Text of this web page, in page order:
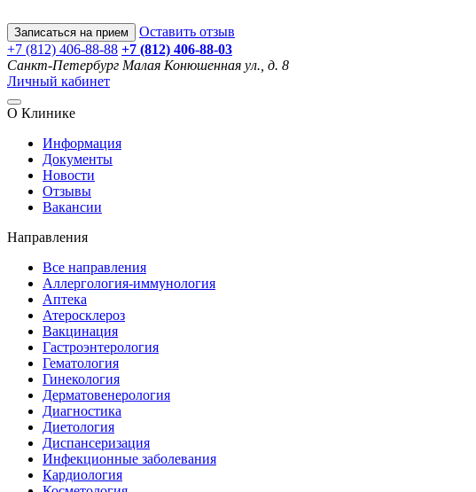
Записаться на прием
Оставить отзыв
+7 (812) 406-88-88 +7 (812) 406-88-03
Санкт-Петербург Малая Конюшенная ул., д. 8
Личный кабинет
О Клинике
Информация
Документы
Новости
Отзывы
Вакансии
Направления
Все направления
Аллергология-иммунология
Аптека
Атеросклероз
Вакцинация
Гастроэнтерология
Гематология
Гинекология
Дерматовенерология
Диагностика
Диетология
Диспансеризация
Инфекционные заболевания
Кардиология